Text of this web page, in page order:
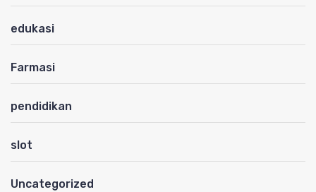
edukasi
Farmasi
pendidikan
slot
Uncategorized